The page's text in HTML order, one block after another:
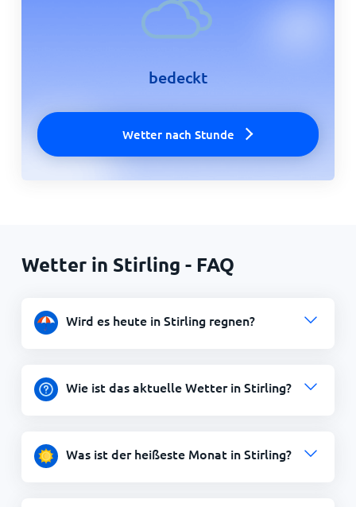
bedeckt
Wetter nach Stunde
Wetter in Stirling - FAQ
Wird es heute in Stirling regnen?
Wie ist das aktuelle Wetter in Stirling?
Was ist der heißeste Monat in Stirling?